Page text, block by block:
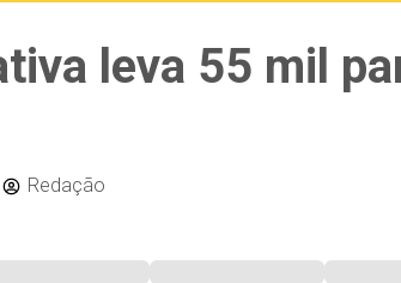
leva 55 mil
Redação